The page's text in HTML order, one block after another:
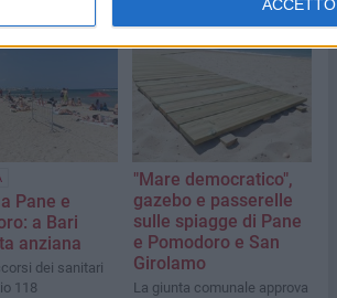
ACCETTO
Pane e
a Bari
anziana
dei sanitari
118
"Mare democratico",
gazebo e passerelle
sulle spiagge di Pane
e Pomodoro e San
Girolamo
La giunta comunale approva